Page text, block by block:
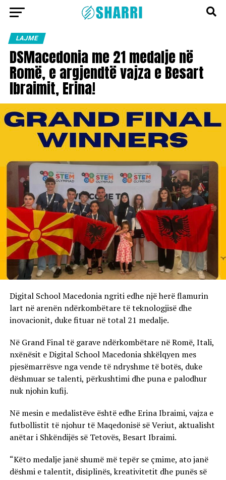
LAJME
DSMacedonia me 21 medalje në
Romë, e argjendtë vajza e Besart
Ibraimit, Erina!
Digital School Macedonia ngriti edhe një herë flamurin
lart në arenën ndërkombëtare të teknologjisë dhe
inovacionit, duke fituar në total 21 medalje.
Në Grand Final të garave ndërkombëtare në Romë, Itali,
nxënësit e Digital School Macedonia shkëlqyen mes
pjesëmarrësve nga vende të ndryshme të botës, duke
dëshmuar se talenti, përkushtimi dhe puna e palodhur
nuk njohin kufij.
Në mesin e medalistëve është edhe Erina Ibraimi, vajza e
futbollistit të njohur të Maqedonisë së Veriut, aktualisht
anëtar i Shkëndijës së Tetovës, Besart Ibraimi.
“Këto medalje janë shumë më tepër se çmime, ato janë
dëshmi e talentit, disiplinës, kreativitetit dhe punës së